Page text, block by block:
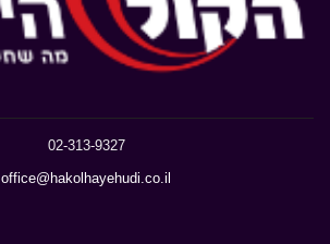
02-313-9327
office@hakolhayehudi.co.il